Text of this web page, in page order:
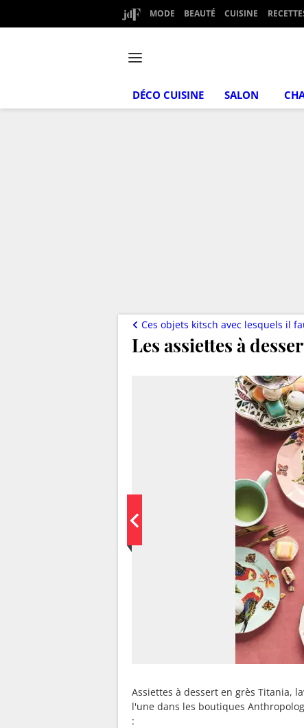
MODE BEAUTÉ CUISINE
DÉCO CUISINE SALON
Les assiettes à
Ces objets kitsch avec lesquels il
Assiettes à dessert en grès Titania,
l'une dans les boutiques
: